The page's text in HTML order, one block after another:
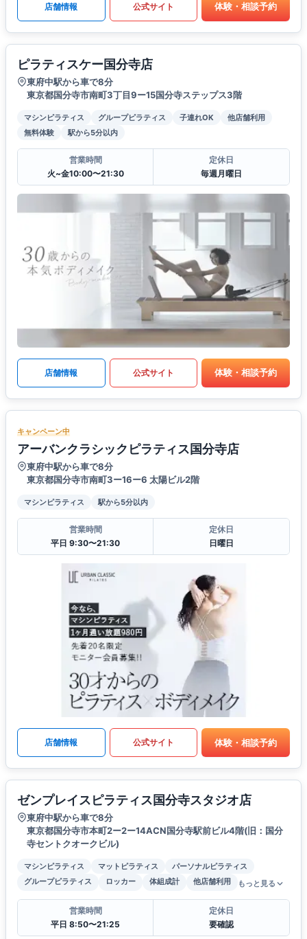
店舗情報 公式サイト 体験・相談予約
ピラティスケー国分寺店
東府中駅から車で8分
東京都国分寺市南町3丁目9ー15国分寺ステップス3階
マシンピラティス グループピラティス 子連れOK
他店舗利用
無料体験
駅から5分以内
営業時間
火~金10:00〜21:30
定休日
毎週月曜日
店舗情報 公式サイト 体験・相談予約
キャンペーン中
アーバンクラシックピラティス国分寺店
東府中駅から車で8分
東京都国分寺市南町3ー16ー6 太陽ビル2階
マシンピラティス 駅から5分以内
営業時間
平日 9:30〜21:30
定休日
日曜日
店舗情報 公式サイト 体験・相談予約
ゼンプレイスピラティス国分寺スタジオ店
東府中駅から車で8分
東京都国分寺市本町2ー2ー14ACN国分寺駅前ビル4階(旧：国分
寺セントクオークビル)
マシンピラティス マットピラティス
パーソナルピラティス
グループピラティス
ロッカー 体組成計 他店舗利用 もっと見る
営業時間
平日 8:50〜21:25
定休日
要確認